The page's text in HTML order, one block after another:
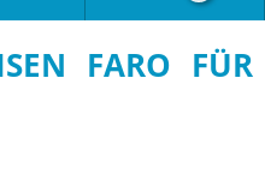
FARO FÜR